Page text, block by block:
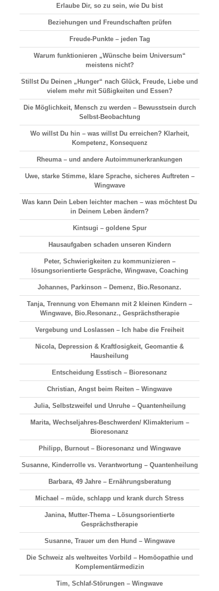
Erlaube Dir, so zu sein, wie Du bist
Beziehungen und Freundschaften prüfen
Freude-Punkte – jeden Tag
Warum funktionieren „Wünsche beim Universum“
meistens nicht?
Stillst Du Deinen „Hunger“ nach Glück, Freude, Liebe und
vielem mehr mit Süßigkeiten und Essen?
Die Möglichkeit, Mensch zu werden – Bewusstsein durch
Selbst-Beobachtung
Wo willst Du hin – was willst Du erreichen? Klarheit,
Kompetenz, Konsequenz
Rheuma – und andere Autoimmunerkrankungen
Uwe, starke Stimme, klare Sprache, sicheres Auftreten –
Wingwave
Was kann Dein Leben leichter machen – was möchtest Du
in Deinem Leben ändern?
Kintsugi – goldene Spur
Hausaufgaben schaden unseren Kindern
Peter, Schwierigkeiten zu kommunizieren –
lösungsorientierte Gespräche, Wingwave, Coaching
Johannes, Parkinson – Demenz, Bio.Resonanz.
Tanja, Trennung von Ehemann mit 2 kleinen Kindern –
Wingwave, Bio.Resonanz., Gesprächstherapie
Vergebung und Loslassen – Ich habe die Freiheit
Nicola, Depression & Kraftlosigkeit, Geomantie &
Hausheilung
Entscheidung Esstisch – Bioresonanz
Christian, Angst beim Reiten – Wingwave
Julia, Selbstzweifel und Unruhe – Quantenheilung
Marita, Wechseljahres-Beschwerden/ Klimakterium –
Bioresonanz
Philipp, Burnout – Bioresonanz und Wingwave
Susanne, Kinderrolle vs. Verantwortung – Quantenheilung
Barbara, 49 Jahre – Ernährungsberatung
Michael – müde, schlapp und krank durch Stress
Janina, Mutter-Thema – Lösungsorientierte
Gesprächstherapie
Susanne, Trauer um den Hund – Wingwave
Die Schweiz als weltweites Vorbild – Homöopathie und
Komplementärmedizin
Tim, Schlaf-Störungen – Wingwave